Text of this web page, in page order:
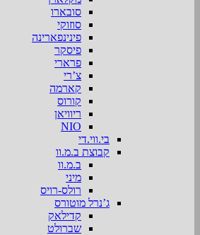
סובארו
סוזוקי
פינינפארינה
פיסקר
פרארי
צ’רי
קארמה
קורוס
ריוויאן
NIO
בי.ווי.די
קבוצת ב.מ.וו
ב.מ.וו
מיני
רולס-רויס
ג’נרל מוטורס
קדילאק
שברולט